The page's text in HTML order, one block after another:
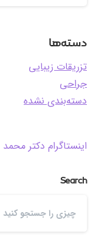
دسته‌ها
تزریقات زیبایی
جراحی
دسته‌بندی نشده
اینستاگرام دکتر
Search